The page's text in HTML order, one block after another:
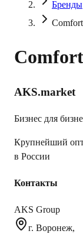
Бренды
Comfort
Comfort
AKS.market
Бизнес для
Крупнейший
в России
Контакты
AKS Group
г. Воронеж,